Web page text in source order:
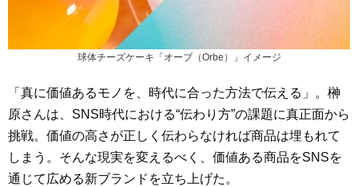
球体チーズケーキ「オーブ（Orbe）」イメージ
「真に価値あるモノを、時代に合った方法で伝える」。榊
原さんは、SNS時代における“伝わり方”の課題に真正面から
挑戦。価値の高さが正しく伝わらなければ商品は埋もれて
しまう。そんな現実を変えるべく、価値ある商品をSNSを
通じて広める新ブランドを立ち上げた。